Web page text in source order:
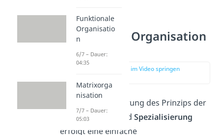
Funktionale Organisation
Vorteile
zur Stelle im Video springen
Durch die Realisierung des Prinzips der
Arbeitsteilung
und Spezialisierung
erfolgt eine einfache
Funktionale
Organisatio
n
6/7 – Dauer:
04:35
Matrixorga
nisation
7/7 – Dauer:
05:03